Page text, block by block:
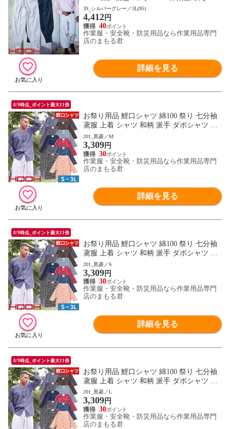
年 自然な着心地 動きやすい 夏用綿100%
39_シルバーグレー／3L(95)
4,412円
40
作業服・安全靴・防災用品なら作業用品専門
店のまもる君
詳細を見る
8/9時点_ポイント最大11倍
お祭り用品 鯉口シャツ 綿100 祭り 七分袖
鳶服 上着 シャツ 和柄 派手 ダボシャツ 村
上被服 鳳皇 HOOH お祭り 夏祭り 花火大会
衣装 大人 男 縁日 出店 おみこし 祭り 職人
神和風 柄 華やか かっこいい おしゃれ 570
0 作業服 通年 大きいサイズ
201_黒菱／M
3,309円
30
作業服・安全靴・防災用品なら作業用品専門
店のまもる君
詳細を見る
8/9時点_ポイント最大11倍
お祭り用品 鯉口シャツ 綿100 祭り 七分袖
鳶服 上着 シャツ 和柄 派手 ダボシャツ 村
上被服 鳳皇 HOOH お祭り 夏祭り 花火大会
衣装 大人 男 縁日 出店 おみこし 祭り 職人
神和風 柄 華やか かっこいい おしゃれ 570
0 作業服 通年 大きいサイズ
201_黒菱／S
3,309円
30
作業服・安全靴・防災用品なら作業用品専門
店のまもる君
詳細を見る
8/9時点_ポイント最大11倍
お祭り用品 鯉口シャツ 綿100 祭り 七分袖
鳶服 上着 シャツ 和柄 派手 ダボシャツ 村
上被服 鳳皇 HOOH お祭り 夏祭り 花火大会
衣装 大人 男 縁日 出店 おみこし 祭り 職人
神和風 柄 華やか かっこいい おしゃれ 570
0 作業服 通年 大きいサイズ
201_黒菱／L
3,309円
30
作業服・安全靴・防災用品なら作業用品専門
店のまもる君